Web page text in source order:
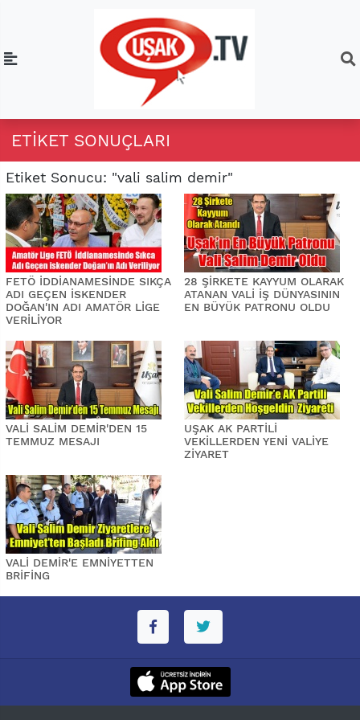
ETIKET SONUÇLARI
Etiket Sonucu: "vali salim demir"
FETÖ İDDİANAMESİNDE SIKÇA
ADI GEÇEN İSKENDER
DOĞAN'IN ADI AMATÖR LİGE
VERİLİYOR
28 ŞİRKETE KAYYUM OLARAK
ATANAN VALİ İŞ DÜNYASININ
EN BÜYÜK PATRONU OLDU
VALİ SALİM DEMİR'DEN 15
TEMMUZ MESAJI
UŞAK AK PARTİLİ
VEKİLLERDEN YENİ VALİYE
ZİYARET
VALİ DEMİR'E EMNİYETTEN
BRİFİNG